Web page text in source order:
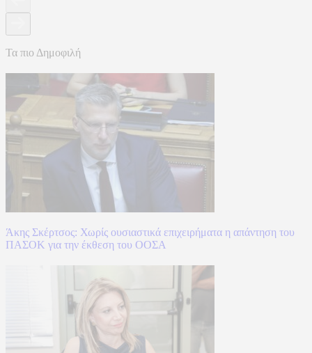
Τα πιο Δημοφιλή
Άκης Σκέρτσος: Χωρίς ουσιαστικά επιχειρήματα η απάντηση του
ΠΑΣΟΚ για την έκθεση του ΟΟΣΑ